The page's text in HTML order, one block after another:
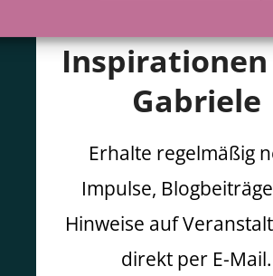
Gabriele
Erhalte regelmäßig
Impulse,
Hinweise auf
direkt per E-Mail.